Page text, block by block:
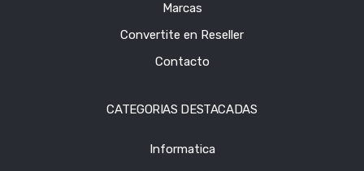
Marcas
Convertite en Reseller
Contacto
CATEGORIAS DESTACADAS
Informatica